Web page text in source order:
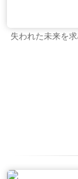
失われた未来を